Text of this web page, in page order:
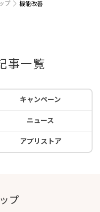
プ 機能改善
事一覧
キャンペーン
ニュース
アプリストア
プ